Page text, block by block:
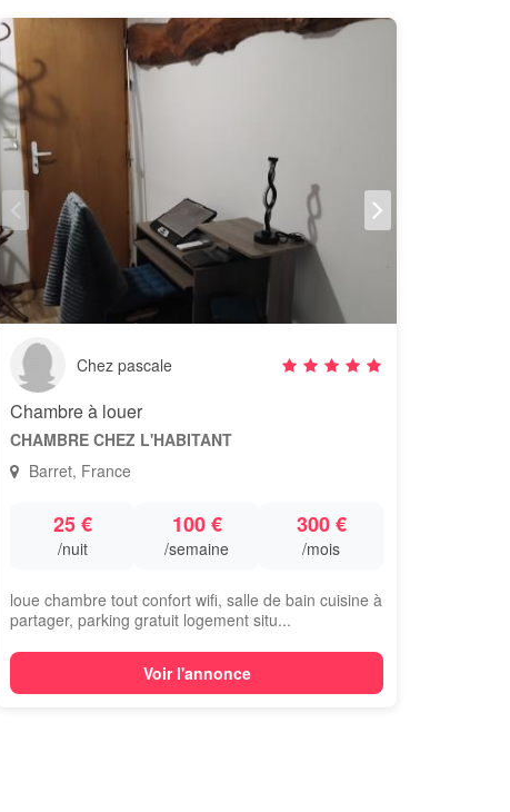
Chez pascale
Chambre à louer
CHAMBRE CHEZ L'HABITANT
Barret, France
25 €
/nuit
100 €
/semaine
300 €
/mois
loue chambre tout confort wifi, salle de bain cuisine à
partager, parking gratuit logement situ...
Voir l'annonce